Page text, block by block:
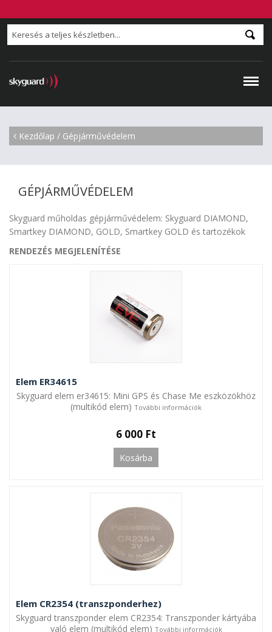
Kezdőlap / Gépjárművédelem
GÉPJÁRMŰVÉDELEM
Skyguard műholdas gépjárművédelem: Skyguard DIAMOND,
Smartkey DIAMOND, GOLD, Smartkey GOLD és tartozékok
RENDEZÉS MEGJELENÍTÉSE
Elem ER34615
Skyguard elem er34615: Mini GPS és Chase Me eszközökhöz
(multikód elem) További információk
6 000 Ft
Kosárba
Elem CR2354 (transzponderhez)
Skyguard transzponder elem CR2354: Transzponder kártyába
való elem (multikód elem) További információk